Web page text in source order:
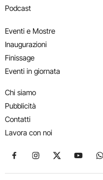
Podcast
Eventi e Mostre
Inaugurazioni
Finissage
Eventi in giornata
Chi siamo
Pubblicità
Contatti
Lavora con noi
Seguici su Facebook
Seguici suSeguici su X